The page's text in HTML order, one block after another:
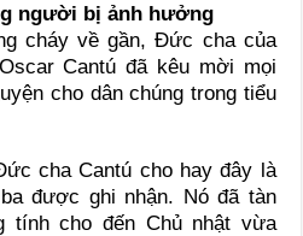
người bị ảnh hưởng
cháy về gần, Đức cha của
Cantú đã kêu mời mọi
cho dân chúng trong tiểu
cha Cantú cho hay đây là
được ghi nhận. Nó đã tàn
tính cho đến Chủ nhật vừa